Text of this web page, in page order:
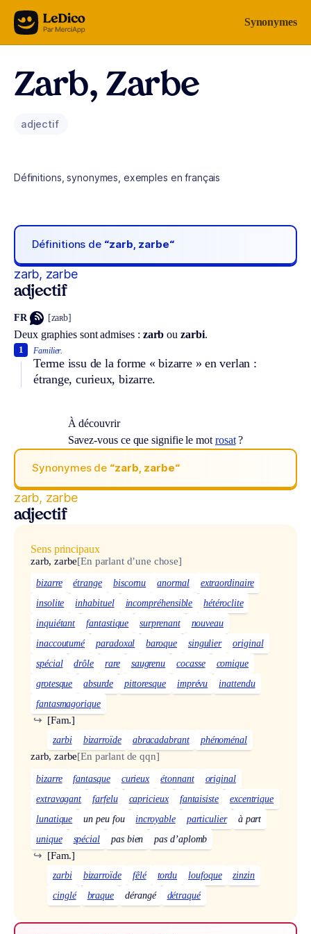
Aller au contenu Synonymes
Zarb, Zarbe
adjectif
Définitions, synonymes, exemples en français
Définitions de “zarb, zarbe“
zarb, zarbe
adjectif
FR [zaʀb]
Deux graphies sont admises : zarb ouzarbi.
Familier.
Terme issu de la forme « bizarre » en verlan :
étrange, curieux, bizarre.
1
À découvrir
Savez-vous ce que signifie le mot rosat?
Synonymes de “zarb, zarbe“
zarb, zarbe
adjectif
Sens principaux
zarb, zarbe[En parlant d’une chose]
bizarre étrange biscornu anormal
extraordinaire
insolite
inhabituel incompréhensible
hétéroclite
inquiétant
fantastique surprenant
nouveau
inaccoutumé
paradoxal baroque singulier
original
spécial
drôle rare saugrenu cocasse
comique
grotesque
absurde pittoresque imprévu
inattendu
fantasmagorique
[Fam.]
↪
zarbi bizarroïde abracadabrant phénoménal
zarb, zarbe[En parlant de qqn]
bizarre fantasque curieux étonnant
original
extravagant
farfelu capricieux fantaisiste
excentrique
lunatique
un peu fou incroyable particulier
à part
unique
spécial pas bien pas d’aplomb
[Fam.]
↪
zarbi bizarroïde fêlé tordu loufoque
zinzin
cinglé
braque dérangé détraqué